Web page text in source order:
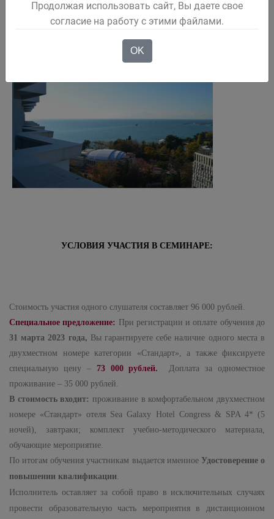
УСЛОВИЯ УЧАСТИЯ В СЕМИНАРЕ:
Стоимость участия одного слушателя составляет 96 000 рублей.
Специальное предложение: При регистрации и оплате обучения до
31 марта 2023 года, Вы гарантируете себе наличие одного места в
двухместном номере категории «Стандарт», а также фиксируете
специальную цену – 73 000 рублей.Доплата за одноместное
проживание – 35 000 рублей.
В стоимость входит: проживание в комфортабельном двухместном
номере «Стандарт» отеля Sea Galaxy Hotel Congress & SPA 4* (5
ночей), завтраки; комплект учебно-методического материала,
обучающие мероприятие.
По итогам обучения участникам выдается именное Удостоверение о
повышении квалификации.
Исполнитель оставляет за собой право в исключительных случаях
провести образовательную часть мероприятия в дистанционном
Продолжая использовать сайт, Вы даете свое
согласие на работу с этими файлами.
OK